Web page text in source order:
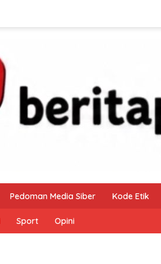
Pedoman Media Siber Kode Etik
Sport Opini